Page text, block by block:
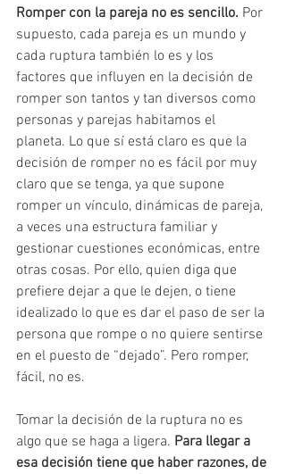
Romper con la pareja no es sencillo. Por
supuesto, cada pareja es un mundo y
cada ruptura también lo es y los
factores que influyen en la decisión de
romper son tantos y tan diversos como
personas y parejas habitamos el
planeta. Lo que sí está claro es que la
decisión de romper no es fácil por muy
claro que se tenga, ya que supone
romper un vínculo, dinámicas de pareja,
a veces una estructura familiar y
gestionar cuestiones económicas, entre
otras cosas. Por ello, quien diga que
prefiere dejar a que le dejen, o tiene
idealizado lo que es dar el paso de ser la
persona que rompe o no quiere sentirse
en el puesto de “dejado”. Pero romper,
fácil, no es.
Tomar la decisión de la ruptura no es
algo que se haga a ligera. Para llegar a
esa decisión tiene que haber razones, de